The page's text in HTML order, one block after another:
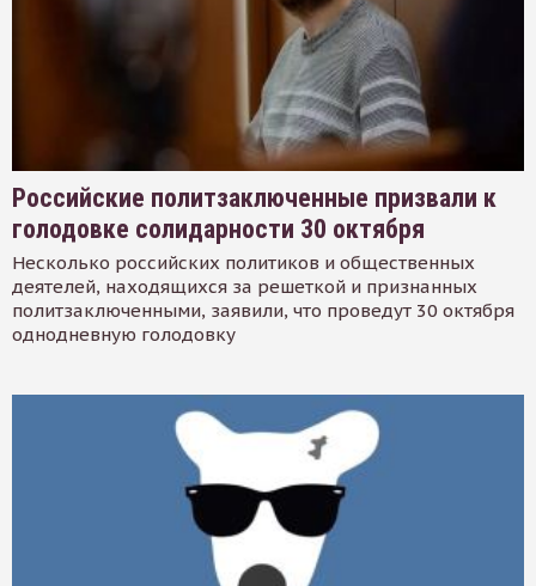
Российские политзаключенные призвали к
голодовке солидарности 30 октября
Несколько российских политиков и общественных
деятелей, находящихся за решеткой и признанных
политзаключенными, заявили, что проведут 30 октября
однодневную голодовку